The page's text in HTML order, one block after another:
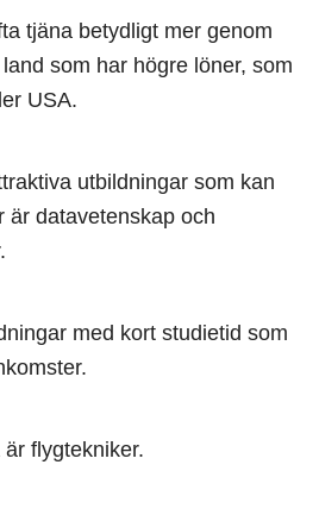
tjäna betydligt mer genom
som har högre löner, som
USA.
utbildningar som kan
är datavetenskap och
med kort studietid som
flygtekniker.